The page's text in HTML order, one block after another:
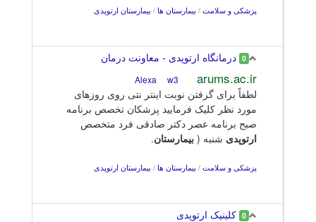
پزشکی و سلامت / بیمارستان ها / بیمارستان ارتوپدی
0 درمانگاه ارتوپدی - معاونت درمان
arums.ac.ir
w3
لطفاً برای گرفتن نوبت اینتر نتی روی روزهای
مورد نظر کلیک فرمایید پزشکان تخصص برنامه
صبح برنامه عصر دکتر صادقی فرد متخصص
ارتوپدی شنبه ( بیمارستان.
پزشکی و سلامت / بیمارستان ها / بیمارستان ارتوپدی
0 کلینیک ارتوپدی